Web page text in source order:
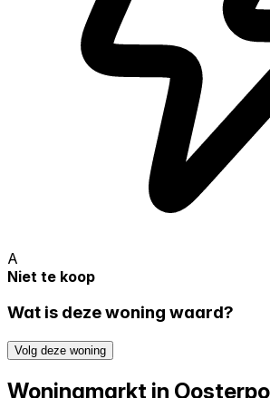
A
Niet te koop
Wat is deze woning waard?
Volg deze woning
Woningmarkt in